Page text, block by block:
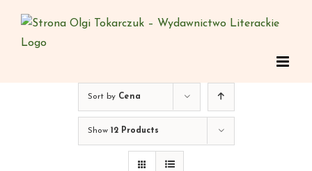
content
Sort by Cena
Show 12 Products